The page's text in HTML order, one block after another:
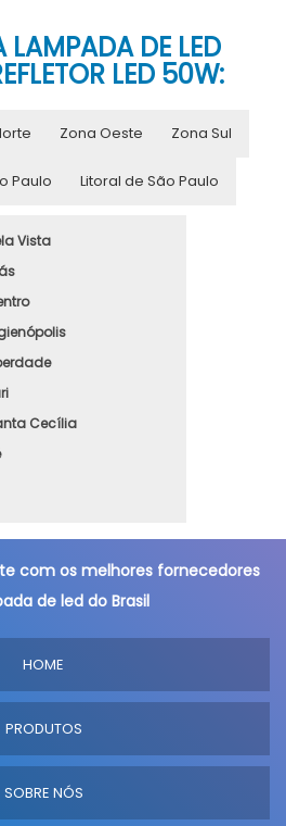
LAMPADA DE LED
LED 50W:
Zona Oeste Zona Sul
Paulo Litoral de São Paulo
Vista
Cecília
com os melhores fornecedores
de led do Brasil
HOME
PRODUTOS
SOBRE NÓS